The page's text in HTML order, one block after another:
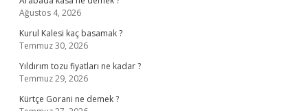
Ağustos 4, 2026
Kurul Kalesi kaç basamak ?
Temmuz 30, 2026
Yıldırım tozu fiyatları ne kadar ?
Temmuz 29, 2026
Kürtçe Gorani ne demek ?